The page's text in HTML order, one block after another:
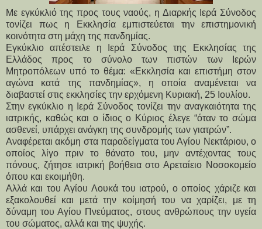
Με εγκύκλιό της προς τους ναούς, η Διαρκής Ιερά Σύνοδος
τονίζει πως η Εκκλησία εμπιστεύεται την επιστημονική
κοινότητα στη μάχη της πανδημίας.
Εγκύκλιο απέστειλε η Ιερά Σύνοδος της Εκκλησίας της
Ελλάδος προς το σύνολο των πιστών των Ιερών
Μητροπόλεων υπό το θέμα: «Εκκλησία και επιστήμη στον
αγώνα κατά της πανδημίας», η οποία αναμένεται να
διαβαστεί στις εκκλησίες την ερχόμενη Κυριακή, 25 Ιουλίου.
Στην εγκύκλιο η Ιερά Σύνοδος τονίζει την αναγκαιότητα της
ιατρικής, καθώς και ο ίδιος ο Κύριος έλεγε “όταν το σώμα
ασθενεί, υπάρχει ανάγκη της συνδρομής των γιατρών”.
Αναφέρεται ακόμη στα παραδείγματα του Αγίου Νεκτάριου, ο
οποίος λίγο πριν το θάνατο του, μην αντέχοντας τους
πόνους, ζήτησε ιατρική βοήθεια στο Αρεταίειο Νοσοκομείο
όπου και εκοιμήθη.
Αλλά και του Αγίου Λουκά του ιατρού, ο οποίος χάριζε και
εξακολουθεί και μετά την κοίμησή του να χαρίζει, με τη
δύναμη του Αγίου Πνεύματος, στους ανθρώπους την υγεία
του σώματος, αλλά και της ψυχής.